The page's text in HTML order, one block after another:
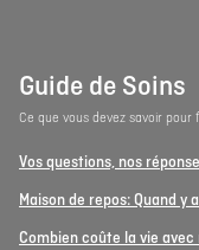
Guide de Soins
Ce que vous devez savoir
Vos questions, nos
Maison de repos: Quand y
Combien coûte la vie avec